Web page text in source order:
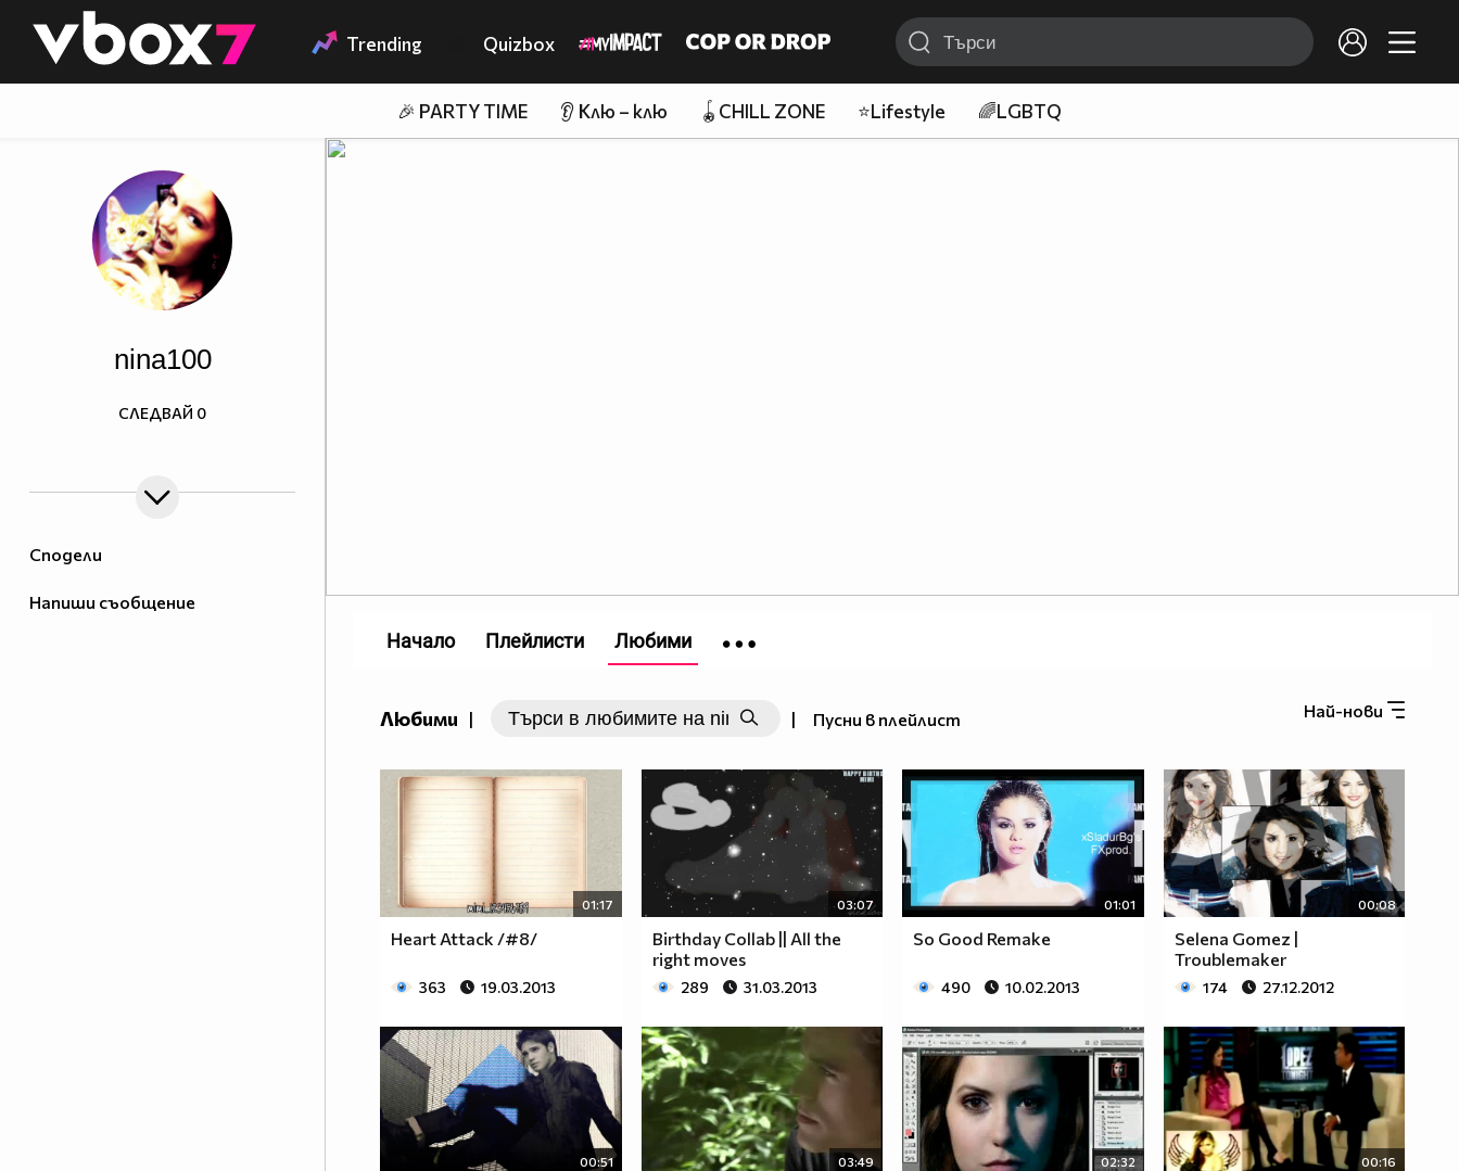
👾 Trending Quizbox
🎉 PARTY TIME 👂 Клю – клю 🪀CHILL ZONE ⭐Lifestyle 🌈LGBTQ
Сподели
Напиши съобщение
nina100
СЛЕДВАЙ 0
Любими | | Пусни в плейлист Най-нови
01:17
Heart Attack /#8/
363 19.03.2013
03:07
Birthday Collab || All the
right moves
289 31.03.2013
01:01
So Good Remake
490 10.02.2013
00:08
Selena Gomez |
Troublemaker
174 27.12.2012
00:51 03:49 02:32 00:16
Начало Плейлисти Любими